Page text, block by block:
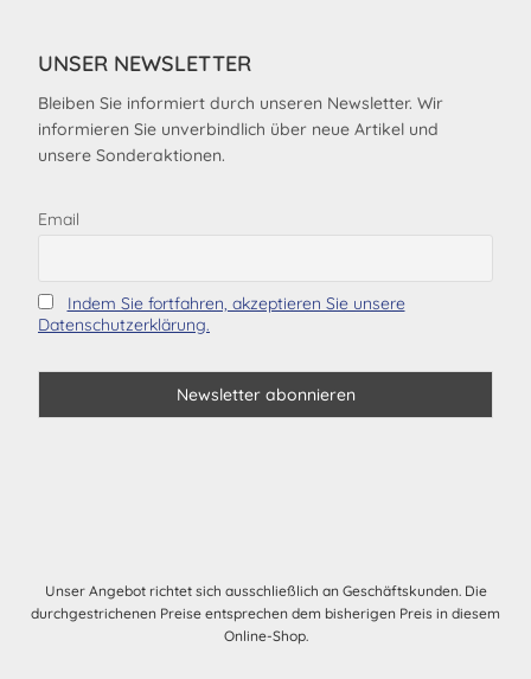
UNSER NEWSLETTER
Bleiben Sie informiert durch unseren Newsletter. Wir
informieren Sie unverbindlich über neue Artikel und
unsere Sonderaktionen.
Email
Indem Sie fortfahren, akzeptieren Sie unsere
Datenschutzerklärung.
Unser Angebot richtet sich ausschließlich an Geschäftskunden. Die
durchgestrichenen Preise entsprechen dem bisherigen Preis in diesem
Online-Shop.